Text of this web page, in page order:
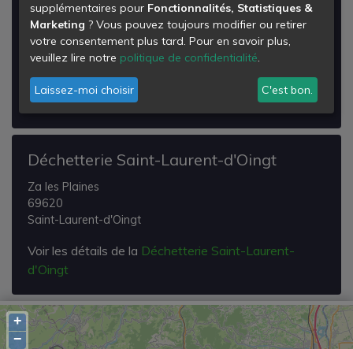
Déchetterie Montrottier
les Auberges
69770
Voir les détails de la Déchetterie Montrottier
Déchetterie Saint-Laurent-d'Oingt
Za les Plaines
69620
Saint-Laurent-d'Oingt
Voir les détails de la Déchetterie Saint-Laurent-
d'Oingt
+
−
supplémentaires pour Fonctionnalités, Statistiques &
Marketing ? Vous pouvez toujours modifier ou retirer
votre consentement plus tard. Pour en savoir plus,
veuillez lire notre politique de confidentialité.
Laissez-moi choisir C'est bon.